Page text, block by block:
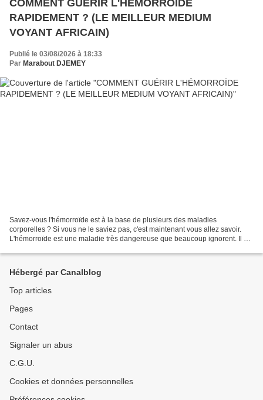
​COMMENT GUÉRIR L'HÉMORROÏDE
RAPIDEMENT ? (LE MEILLEUR MEDIUM
VOYANT AFRICAIN)
Publié le 03/08/2026 à 18:33
Par Marabout DJEMEY
Savez-vous l'hémorroïde est à la base de plusieurs des maladies
corporelles ? Si vous ne le saviez pas, c'est maintenant vous allez savoir.
L'hémorroïde est une maladie très dangereuse que beaucoup ignorent. Il y
Hébergé par Canalblog
Top articles
Pages
Contact
Signaler un abus
C.G.U.
Cookies et données personnelles